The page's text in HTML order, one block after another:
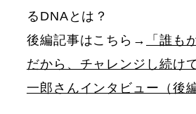
るDNAとは？
後編記事はこちら→
「誰も
だから、チャレンジし続け
一郎さんインタビュー（後編